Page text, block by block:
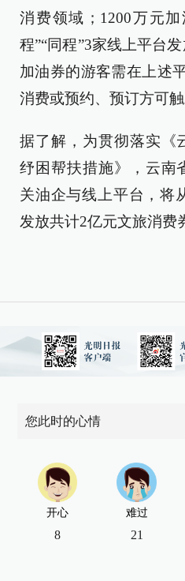
消费领域；1200万元
程”“同程”3家线上平台
加油券的游客需在上述
消费或预约、预订方可
据了解，为贯彻落实《
纾困帮扶措施》，云南
关油企与线上平台，将
发放共计2亿元文旅消费
您此时的心情
开心
8
难过
21